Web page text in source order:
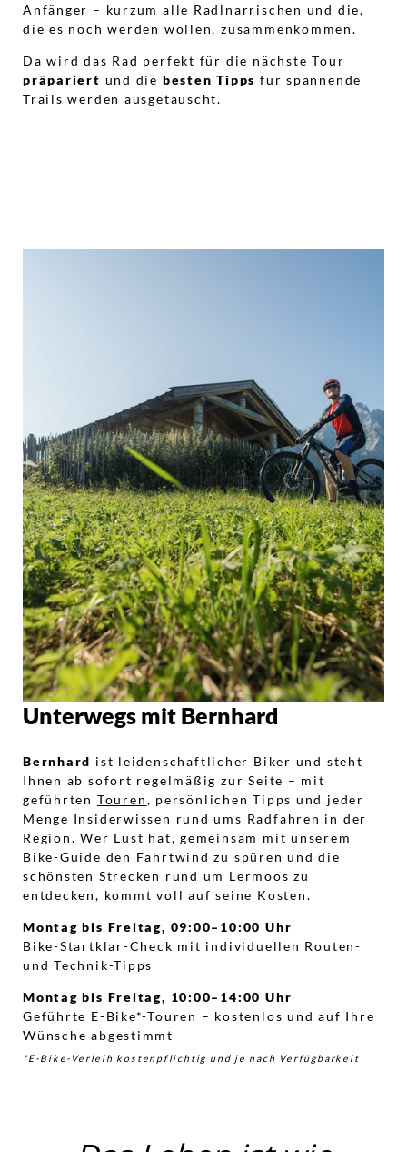
Anfänger – kurzum alle Radlnarrischen und die,
die es noch werden wollen, zusammenkommen.
Da wird das Rad perfekt für die nächste Tour
präpariert und die besten Tipps für spannende
Trails werden ausgetauscht.
Unterwegs mit Bernhard
Bernhard ist leidenschaftlicher Biker und steht
Ihnen ab sofort regelmäßig zur Seite – mit
geführten Touren, persönlichen Tipps und jeder
Menge Insiderwissen rund ums Radfahren in der
Region. Wer Lust hat, gemeinsam mit unserem
Bike-Guide den Fahrtwind zu spüren und die
schönsten Strecken rund um Lermoos zu
entdecken, kommt voll auf seine Kosten.
Montag bis Freitag, 09:00–10:00 Uhr
Bike-Startklar-Check mit individuellen Routen-
und Technik-Tipps
Montag bis Freitag, 10:00–14:00 Uhr
Geführte E-Bike*-Touren – kostenlos und auf Ihre
Wünsche abgestimmt
*E-Bike-Verleih kostenpflichtig und je nach Verfügbarkeit